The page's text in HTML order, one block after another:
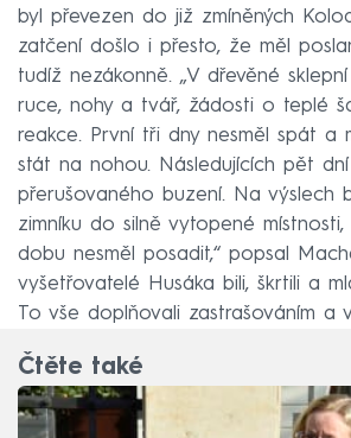
byl převezen do již zmíněných
zatčení došlo i přesto, že měl
tudíž nezákonně. „V dřevěné
ruce, nohy a tvář, žádosti o teplé
reakce. První tři dny nesměl spát a
stát na nohou. Následujících pět
přerušovaného buzení. Na výslech
zimníku do silně vytopené
dobu nesměl posadit,“ popsal
vyšetřovatelé Husáka bili, škrtili a
To vše doplňovali zastrašováním a
Čtěte také